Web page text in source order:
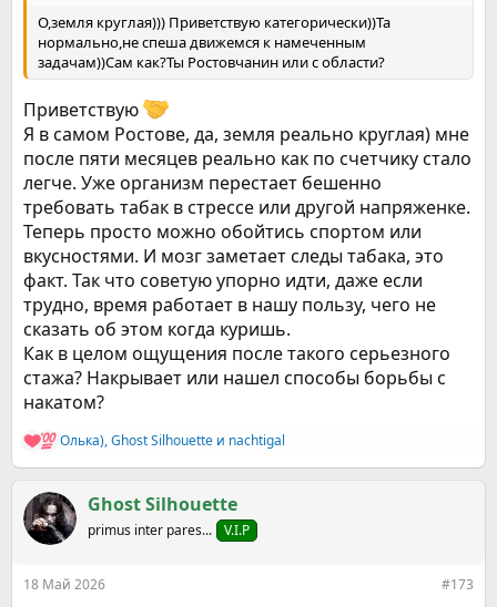
О,земля круглая))) Приветствую категорически))Та
нормально,не спеша движемся к намеченным
задачам))Сам как?Ты Ростовчанин или с области?
Приветствую
Я в самом Ростове, да, земля реально круглая) мне
после пяти месяцев реально как по счетчику стало
легче. Уже организм перестает бешенно
требовать табак в стрессе или другой напряженке.
Теперь просто можно обойтись спортом или
вкусностями. И мозг заметает следы табака, это
факт. Так что советую упорно идти, даже если
трудно, время работает в нашу пользу, чего не
сказать об этом когда куришь.
Как в целом ощущения после такого серьезного
стажа? Накрывает или нашел способы борьбы с
накатом?
Р
е
к
ц
и
Олька),Ghost Silhouette и nachtigal
Ghost Silhouette
primus inter pares... V.I.P
18 Май 2026 #173